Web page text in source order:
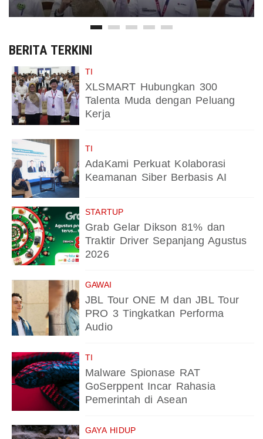
BERITA TERKINI
TI
XLSMART Hubungkan 300
Talenta Muda dengan Peluang
Kerja
TI
AdaKami Perkuat Kolaborasi
Keamanan Siber Berbasis AI
STARTUP
Grab Gelar Dikson 81% dan
Traktir Driver Sepanjang Agustus
2026
GAWAI
JBL Tour ONE M dan JBL Tour
PRO 3 Tingkatkan Performa
Audio
TI
Malware Spionase RAT
GoSerppent Incar Rahasia
Pemerintah di Asean
GAYA HIDUP